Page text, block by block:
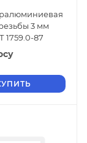
3 мм
1759.0-87